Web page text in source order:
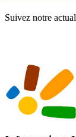
Suivez notre